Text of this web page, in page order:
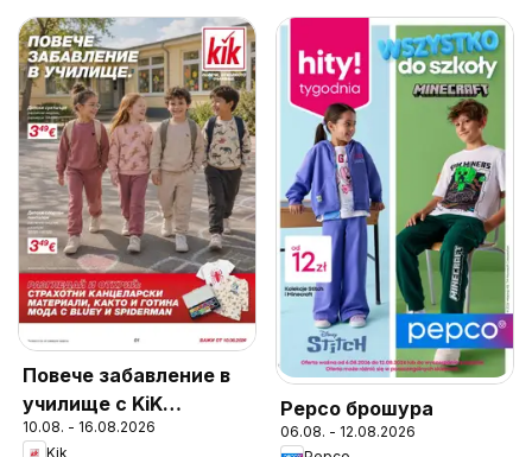
Повече забавление в
училище с KiK
предложения
10.08. - 16.08.2026
Kik
Pepco брошура
06.08. - 12.08.2026